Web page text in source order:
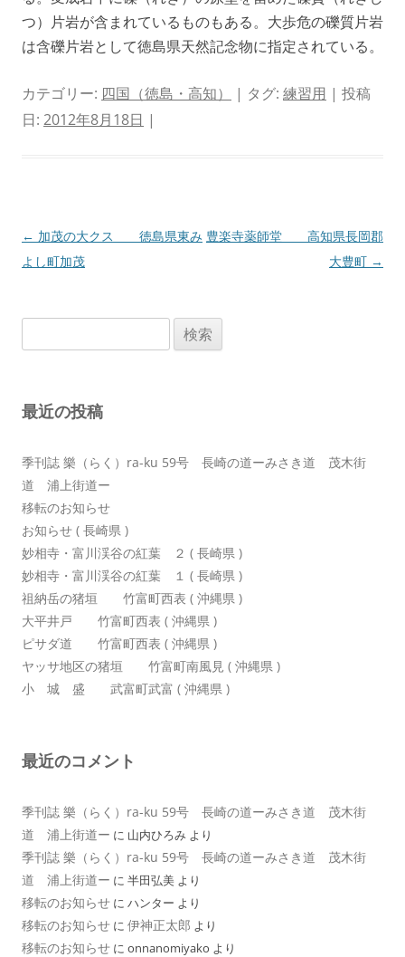
つ）片岩が含まれているものもある。大歩危の礫質片岩
は含礫片岩として徳島県天然記念物に指定されている。
カテゴリー: 四国（徳島・高知） | タグ: 練習用 | 投稿
日: 2012年8月18日 |
投
稿
ョ
← 加茂の大クス 徳島県東み
よし町加茂
豊楽寺薬師堂 高知県長岡郡
大豊町 →
索:
最近の投稿
季刊誌 樂（らく）ra-ku 59号 長崎の道ーみさき道 茂木街
道 浦上街道ー
移転のお知らせ
お知らせ ( 長崎県 )
妙相寺・富川渓谷の紅葉 ２ ( 長崎県 )
妙相寺・富川渓谷の紅葉 １ ( 長崎県 )
祖納岳の猪垣 竹富町西表 ( 沖縄県 )
大平井戸 竹富町西表 ( 沖縄県 )
ピサダ道 竹富町西表 ( 沖縄県 )
ヤッサ地区の猪垣 竹富町南風見 ( 沖縄県 )
小 城 盛 武富町武富 ( 沖縄県 )
最近のコメント
季刊誌 樂（らく）ra-ku 59号 長崎の道ーみさき道 茂木街
道 浦上街道ー に 山内ひろみ より
季刊誌 樂（らく）ra-ku 59号 長崎の道ーみさき道 茂木街
道 浦上街道ー に 半田弘美 より
移転のお知らせ に ハンター より
移転のお知らせ に 伊神正太郎 より
移転のお知らせ に onnanomiyako より